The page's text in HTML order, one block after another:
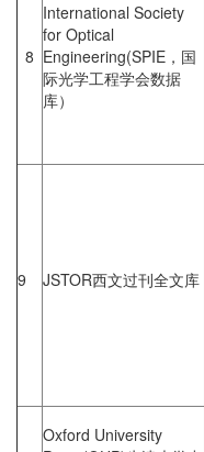
8
International Society
for Optical
Engineering(SPIE，国
际光学工程学会数据
库）
9 JSTOR西文过刊全文库
Oxford University